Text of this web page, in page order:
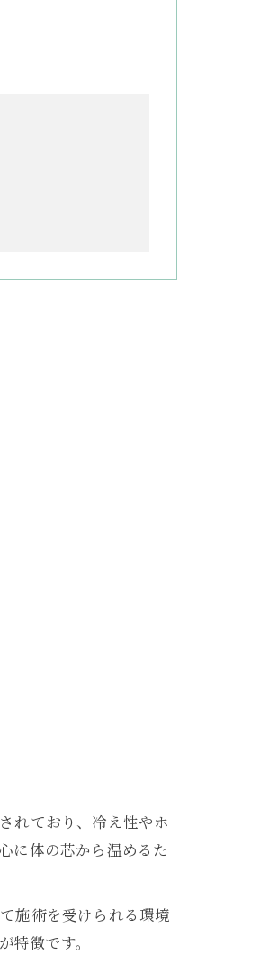
れており、冷え性やホ
に体の芯から温めるた
施術を受けられる環境
徴です。